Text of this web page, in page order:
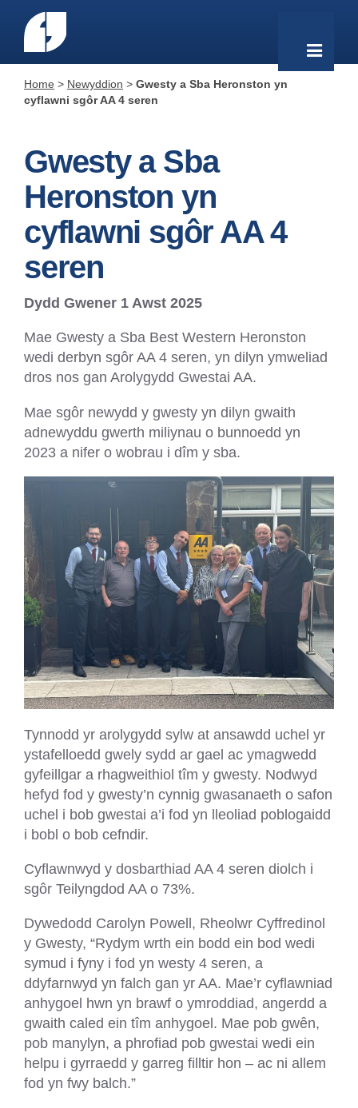
Home > Newyddion > Gwesty a Sba Heronston yn
cyflawni sgôr AA 4 seren
Gwesty a Sba
Heronston yn
cyflawni sgôr AA 4
seren
Dydd Gwener 1 Awst 2025
Mae Gwesty a Sba Best Western Heronston
wedi derbyn sgôr AA 4 seren, yn dilyn ymweliad
dros nos gan Arolygydd Gwestai AA.
Mae sgôr newydd y gwesty yn dilyn gwaith
adnewyddu gwerth miliynau o bunnoedd yn
2023 a nifer o wobrau i dîm y sba.
Tynnodd yr arolygydd sylw at ansawdd uchel yr
ystafelloedd gwely sydd ar gael ac ymagwedd
gyfeillgar a rhagweithiol tîm y gwesty. Nodwyd
hefyd fod y gwesty’n cynnig gwasanaeth o safon
uchel i bob gwestai a’i fod yn lleoliad poblogaidd
i bobl o bob cefndir.
Cyflawnwyd y dosbarthiad AA 4 seren diolch i
sgôr Teilyngdod AA o 73%.
Dywedodd Carolyn Powell, Rheolwr Cyffredinol
y Gwesty, “Rydym wrth ein bodd ein bod wedi
symud i fyny i fod yn westy 4 seren, a
ddyfarnwyd yn falch gan yr AA. Mae’r cyflawniad
anhygoel hwn yn brawf o ymroddiad, angerdd a
gwaith caled ein tîm anhygoel. Mae pob gwên,
pob manylyn, a phrofiad pob gwestai wedi ein
helpu i gyrraedd y garreg filltir hon – ac ni allem
fod yn fwy balch.”